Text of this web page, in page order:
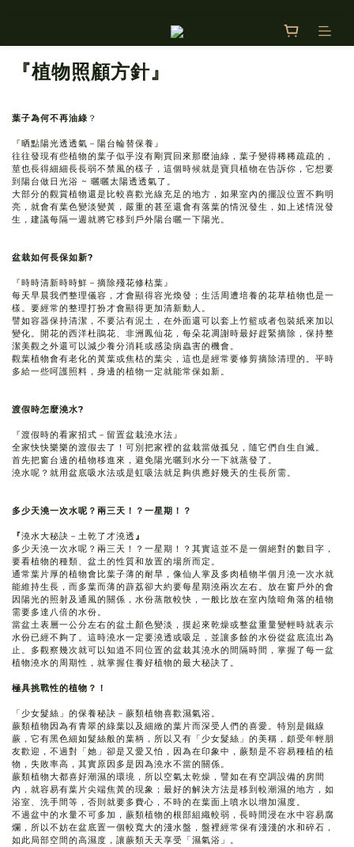
『植物照顧方針』
葉子為何不再油綠 ？
『晒點陽光透透氣－陽台輪替保養』
往往發現有些植物的葉子似乎沒有剛買回來那麼油綠，葉子變得稀稀疏疏的，
莖也長得細細長長弱不禁風的樣子，這個時候就是寶貝植物在告訴你，它想要
到陽台做日光浴 ~ 曬曬太陽透透氣了。
大部分的觀賞植物還是比較喜歡光線充足的地方，如果室內的擺設位置不夠明
亮，就會有葉色變淡變黃，嚴重的甚至還會有落葉的情況發生，如上述情況發
生，建議每隔一週就將它移到戶外陽台曬一下陽光。
盆栽如何長保如新?
『時時清新時時鮮－摘除殘花修枯葉』
每天早晨我們整理儀容，才會顯得容光煥發；生活周遭培養的花草植物也是一
樣。要經常的整理打扮才會顯得更加清新動人。
譬如容器保持清潔，不要沾有泥土，在外面還可以套上竹籃或者包裝紙來加以
變化。開花的西洋杜鵑花、非洲鳳仙花，每朵花凋謝時最好趕緊摘除，保持整
潔美觀之外還可以減少養分消耗或感染病蟲害的機會。
觀葉植物會有老化的黃葉或焦枯的葉尖，這也是經常要修剪摘除清理的。平時
多給一些呵護照料，身邊的植物一定就能常保如新。
渡假時怎麼澆水?
『渡假時的看家招式－留置盆栽澆水法』
全家快快樂樂的渡假去了！可別把家裡的盆栽當做孤兒，隨它們自生自滅。
首先把窗台邊的植物移進來，避免陽光曬到水分一下就蒸發了。
澆水呢？就用盆底吸水法或是虹吸法就足夠供應好幾天的生長所需。
多少天澆一次水呢？兩三天！？一星期！？
『澆水大秘訣－土乾了才澆透 』
多少天澆一次水呢？兩三天！？一星期！？其實這並不是一個絕對的數目字，
要看植物的種類、盆土的性質和放置的場所而定。
通常葉片厚的植物會比葉子薄的耐旱，像仙人掌及多肉植物半個月澆一次水就
能維持生長，而多葉而薄的薜荔卻大約要每星期澆兩次左右。放在窗戶外的會
因陽光的照射及通風的關係，水份蒸散較快，一般比放在室內陰暗角落的植物
需要多達八倍的水份。
當盆土表層一公分左右的盆土顏色變淡，摸起來乾燥或整盆重量變輕時就表示
水份已經不夠了。這時澆水一定要澆透或吸足，並讓多餘的水份從盆底流出為
止。多觀察幾次就可以知道不同位置的盆栽其澆水的間隔時間，掌握了每一盆
植物澆水的周期性，就掌握住養好植物的最大秘訣了。
極具挑戰性的植物？！
「少女髮絲」的保養秘訣－蕨類植物喜歡濕氣浴。
蕨類植物因為有青翠的綠葉以及細緻的葉片而深受人們的喜愛。特別是鐵線
蕨，它有黑色細如髮絲般的葉柄，所以又有「少女髮絲」的美稱，頗受年輕朋
友歡迎，不過對「她」卻是又愛又怕，因為在印象中，蕨類是不容易種植的植
物，失敗率高，其實原因多是因為澆水不當的關係。
蕨類植物大都喜好潮濕的環境，所以空氣太乾燥，譬如在有空調設備的房間
內，就容易有葉片尖端焦黃的現象；最好的解決方法是移到較潮濕的地方，如
浴室、洗手間等，否則就要多費心，不時的在葉面上噴水以增加濕度。
不過盆中的水量不可多加，蕨類植物的根部組織較弱，長時間浸在水中容易腐
爛，所以不妨在盆底置一個較寬大的淺水盤，盤裡經常保有淺淺的水和碎石，
如此局部空間的高濕度，讓蕨類天天享受「濕氣浴」。